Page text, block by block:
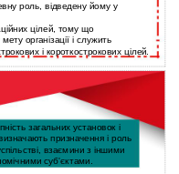
роль, відведену йому у
цілей, тому що
організації і служить
і короткострокових цілей.
загальних установок і
призначення і роль
взаємини з іншими
суб'єктами.